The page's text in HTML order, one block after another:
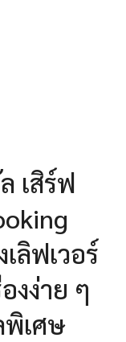
เสิร์ฟ
ลิฟเวอร์
งง่าย ๆ
เศษ